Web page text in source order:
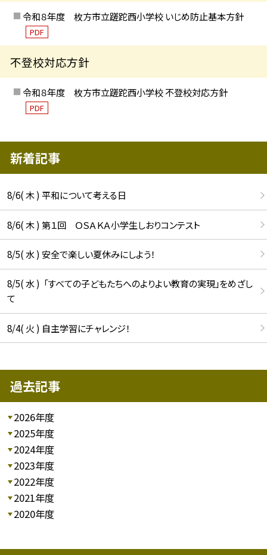
令和８年度 枚方市立蹉跎西小学校 いじめ防止基本方針
PDF
不登校対応方針
令和８年度 枚方市立蹉跎西小学校 不登校対応方針
PDF
新着記事
8/6( 木 ) 平和について考える日
8/6( 木 ) 第１回 ＯＳＡＫＡ小学生しおりコンテスト
8/5( 水 ) 安全で楽しい夏休みにしよう！
8/5( 水 ) 「すべての子どもたちへのよりよい教育の実現」をめざし
て
8/4( 火 ) 自主学習にチャレンジ！
過去記事
2026年度
2025年度
2024年度
2023年度
2022年度
2021年度
2020年度